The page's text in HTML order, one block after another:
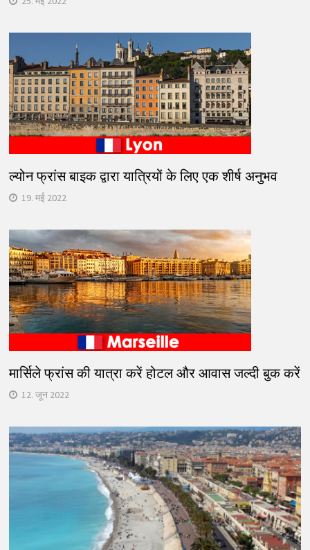
ल्योन फ्रांस बाइक द्वारा यात्रियों के लिए एक शीर्ष अनुभव
19. मई 2022
मार्सिले फ्रांस की यात्रा करें होटल और आवास जल्दी बुक करें
12. जून 2022